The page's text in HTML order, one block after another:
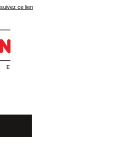
suivez ce lien